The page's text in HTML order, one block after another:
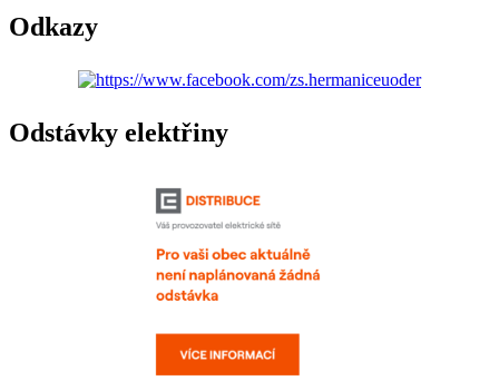
Odkazy
Odstávky elektřiny